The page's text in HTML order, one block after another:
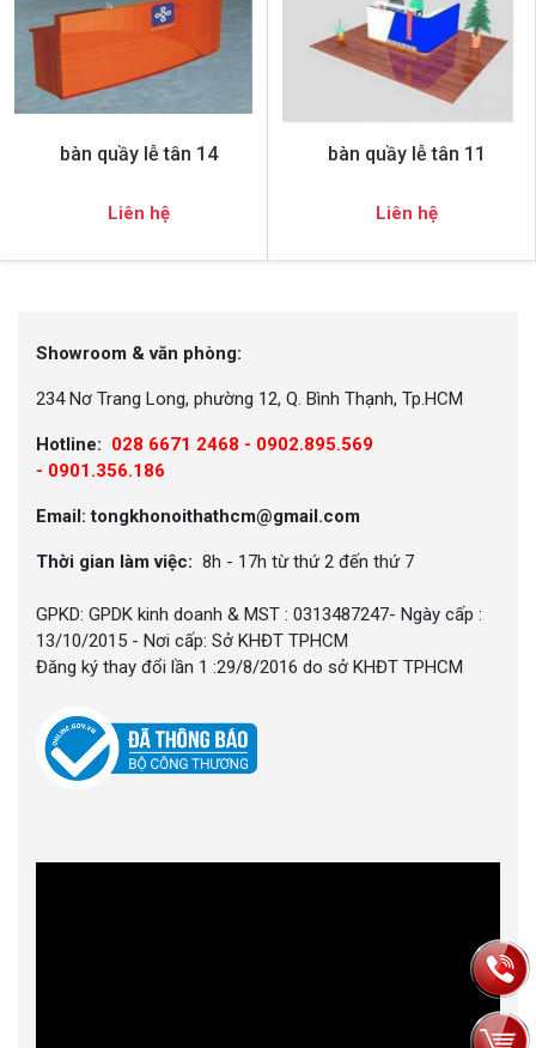
bàn quầy lễ tân 14
Liên hệ
bàn quầy lễ tân 11
Liên hệ
Showroom & văn phòng:
234 Nơ Trang Long, phường 12, Q. Bình Thạnh, Tp.HCM
Hotline: 028 6671 2468 - 0902.895.569
- 0901.356.186
Email: tongkhonoithathcm@gmail.com
Thời gian làm việc: 8h - 17h từ thứ 2 đến thứ 7
GPKD: GPDK kinh doanh & MST : 0313487247- Ngày cấp :
13/10/2015 - Nơi cấp: Sở KHĐT TPHCM
Đăng ký thay đổi lần 1 :29/8/2016 do sở KHĐT TPHCM